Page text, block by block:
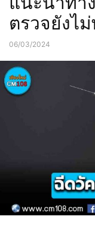
ตรวจยังไ
06/03/2024